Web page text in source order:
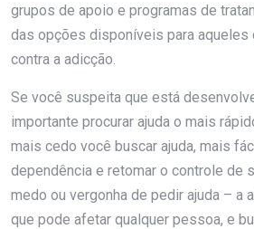
grupos de apoio e programas de
das opções disponíveis para aqueles
contra a adicção.
Se você suspeita que está
importante procurar ajuda o mais
mais cedo você buscar ajuda, mais
dependência e retomar o controle de
medo ou vergonha de pedir ajuda – a
que pode afetar qualquer pessoa, e